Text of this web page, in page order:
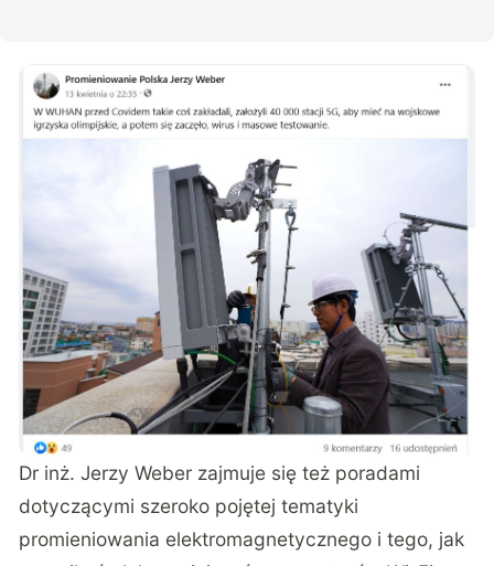
Dr inż. Jerzy Weber zajmuje się też poradami
dotyczącymi szeroko pojętej tematyki
promieniowania elektromagnetycznego i tego, jak